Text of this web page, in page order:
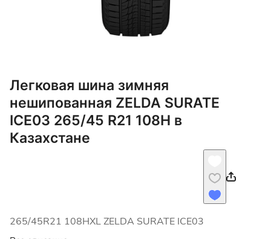
Легковая шина зимняя
нешипованная ZELDA SURATE
ICE03 265/45 R21 108H в
Казахстане
265/45R21 108HXL ZELDA SURATE ICE03